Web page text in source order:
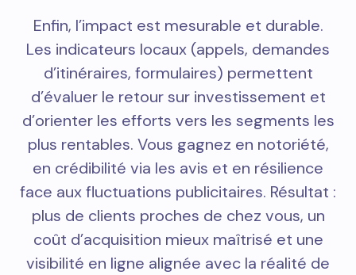
Enfin, l’impact est mesurable et durable.
Les indicateurs locaux (appels, demandes
d’itinéraires, formulaires) permettent
d’évaluer le retour sur investissement et
d’orienter les efforts vers les segments les
plus rentables. Vous gagnez en notoriété,
en crédibilité via les avis et en résilience
face aux fluctuations publicitaires. Résultat :
plus de clients proches de chez vous, un
coût d’acquisition mieux maîtrisé et une
visibilité en ligne alignée avec la réalité de